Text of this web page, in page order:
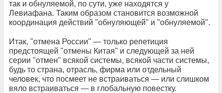
так и обнуляемой, по сути, уже находятся у
Левиафана. Таким образом становится возможной
координация действий "обнуляющей" и "обнуляемой".
Итак, "отмена России" — только репетиция
предстоящей "отмены Китая" и следующей за ней
серии "отмен" всякой системы, всякой части системы,
будь то страна, отрасль, фирма или отдельный
человек, что посмеет не встраиваться — или слишком
вяло встраиваться — в глобальную повестку.